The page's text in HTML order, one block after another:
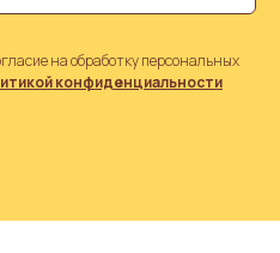
на обработку персональных
конфиденциальности